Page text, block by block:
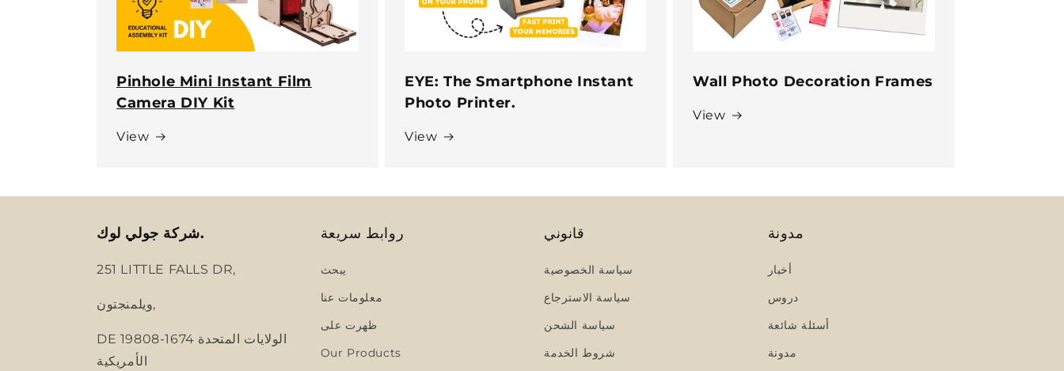
Pinhole Mini Instant Film
Camera DIY Kit
View
EYE: The Smartphone Instant
Photo Printer.
View
Wall Photo Decoration Frames
View
شركة جولي لوك.
251 LITTLE FALLS DR,
ويلمنجتون,
DE 19808-1674 الولايات المتحدة
الأمريكية
روابط سريعة
يبحث
معلومات عنا
ظهرت على
Our Products
قانوني
سياسة الخصوصية
سياسة الاسترجاع
سياسة الشحن
شروط الخدمة
مدونة
أخبار
دروس
أسئلة شائعة
مدونة